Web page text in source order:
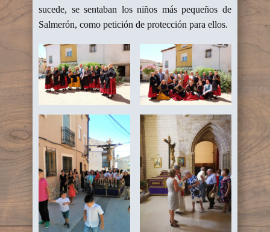
sucede, se sentaban los niños más pequeños de
Salmerón, como petición de protección para ellos.